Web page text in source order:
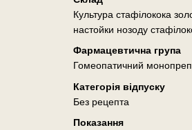
Культура стафілокока
настойки нозоду
Фармацевтична група
Гомеопатичний
Категорія відпуску
Без рецепта
Показання